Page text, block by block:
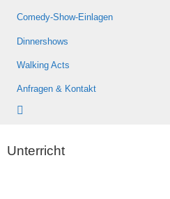
Comedy-Show-Einlagen
Dinnershows
Walking Acts
Anfragen & Kontakt
Unterricht